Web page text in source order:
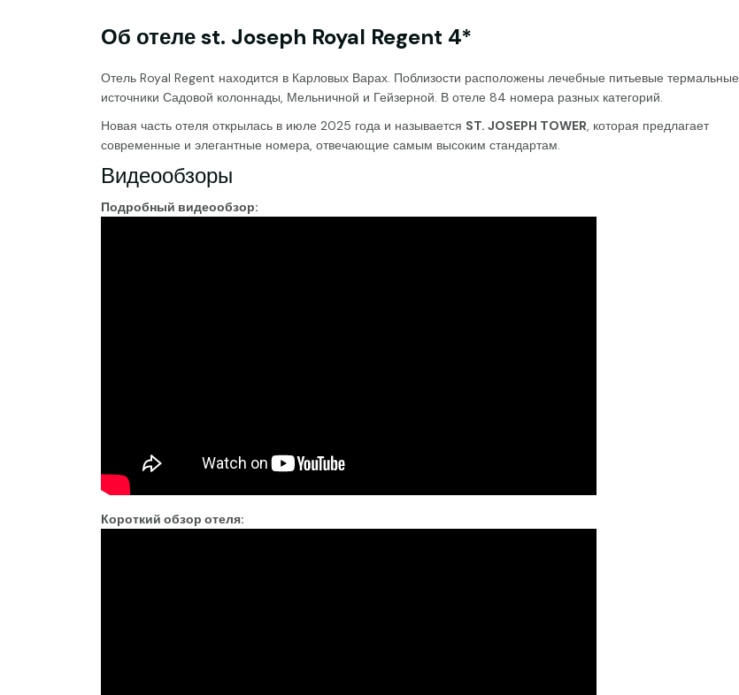
Об отеле st. Joseph Royal Regent 4*
Отель Royal Regent находится в Карловых Варах. Поблизости расположены лечебные питьевые термальные
источники Садовой колоннады, Мельничной и Гейзерной. В отеле 84 номера разных категорий.
Новая часть отеля открылась в июле 2025 года и называется ST. JOSEPH TOWER, которая предлагает
современные и элегантные номера, отвечающие самым высоким стандартам.
Видеообзоры
Подробный видеообзор:
Короткий обзор отеля: